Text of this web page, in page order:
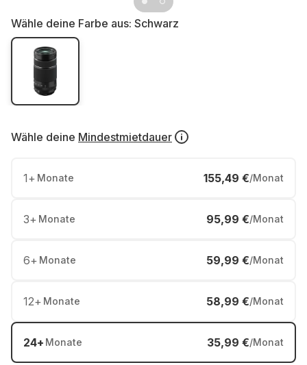
Wähle deine Farbe aus: Schwarz
Wähle deine Mindestmietdauer
1+ Monate 155,49 €/Monat
3+ Monate 95,99 €/Monat
6+ Monate 59,99 €/Monat
12+ Monate 58,99 €/Monat
24+ Monate 35,99 €/Monat